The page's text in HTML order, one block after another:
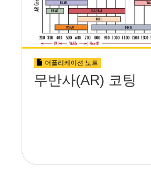
어플리케이션 노트
무반사(AR) 코팅